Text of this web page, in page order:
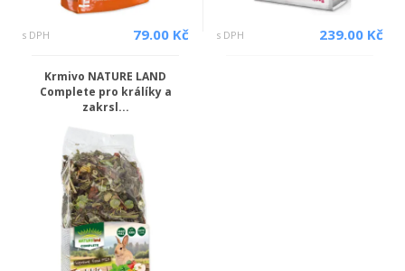
s DPH 79.00 Kč s DPH 239.00 Kč
Krmivo NATURE LAND
Complete pro králíky a
zakrsl...